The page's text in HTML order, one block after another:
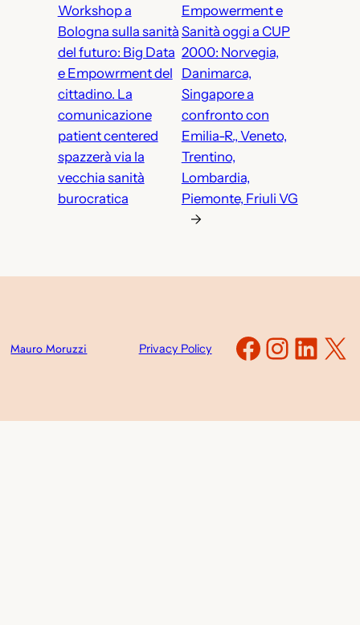
Workshop a
Bologna sulla sanità
del futuro: Big Data
e Empowrment del
cittadino. La
comunicazione
patient centered
spazzerà via la
vecchia sanità
burocratica
Empowerment e
Sanità oggi a CUP
2000: Norvegia,
Danimarca,
Singapore a
confronto con
Emilia-R., Veneto,
Trentino,
Lombardia,
Piemonte, Friuli VG
→
Mauro Moruzzi Privacy Policy X